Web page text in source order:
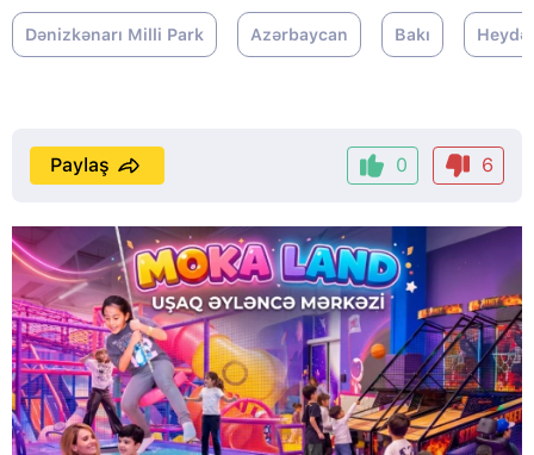
Dənizkənarı Milli Park Azərbaycan Bakı
0 6
Paylaş